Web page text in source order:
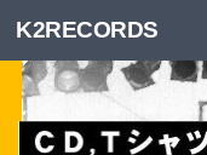
Skip to content
K2RECORDS